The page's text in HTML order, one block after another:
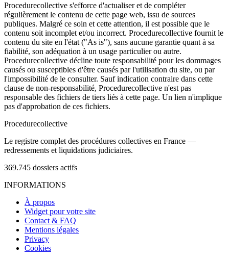
Procedurecollective s'efforce d'actualiser et de compléter
régulièrement le contenu de cette page web, issu de sources
publiques. Malgré ce soin et cette attention, il est possible que le
contenu soit incomplet et/ou incorrect. Procedurecollective fournit le
contenu du site en l'état ("As is"), sans aucune garantie quant à sa
fiabilité, son adéquation à un usage particulier ou autre.
Procedurecollective décline toute responsabilité pour les dommages
causés ou susceptibles d'être causés par l'utilisation du site, ou par
l'impossibilité de le consulter. Sauf indication contraire dans cette
clause de non-responsabilité, Procedurecollective n'est pas
responsable des fichiers de tiers liés à cette page. Un lien n'implique
pas d'approbation de ces fichiers.
Procedurecollective
Le registre complet des procédures collectives en France —
redressements et liquidations judiciaires.
369.745 dossiers actifs
INFORMATIONS
À propos
Widget pour votre site
Contact & FAQ
Mentions légales
Privacy
Cookies